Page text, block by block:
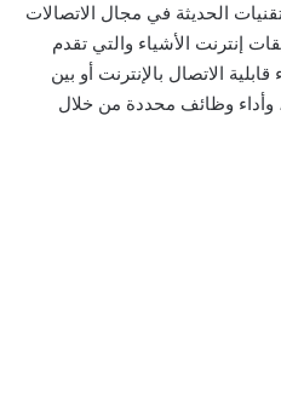
الحديثة في مجال الاتصالات
إنترنت الأشياء والتي تقدم
الاتصال بالإنترنت أو بين
وأداء وظائف محددة من خلال